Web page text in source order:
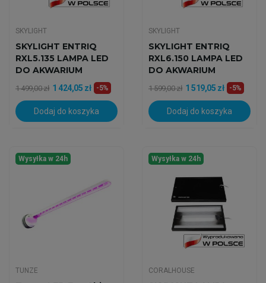
SKYLIGHT
SKYLIGHT ENTRIQ
RXL5.135 LAMPA LED
DO AKWARIUM
MORSKIEGO
1 499,00 zł 1 424,05 zł -5%
Dodaj do koszyka
SKYLIGHT
SKYLIGHT ENTRIQ
RXL6.150 LAMPA LED
DO AKWARIUM
MORSKIEGO
1 599,00 zł 1 519,05 zł -5%
Dodaj do koszyka
Wysyłka w 24h
TUNZE
Wysyłka w 24h
CORALHOUSE